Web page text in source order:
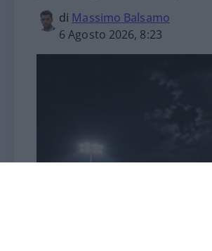
di Massimo Balsamo
6 Agosto 2026, 8:23